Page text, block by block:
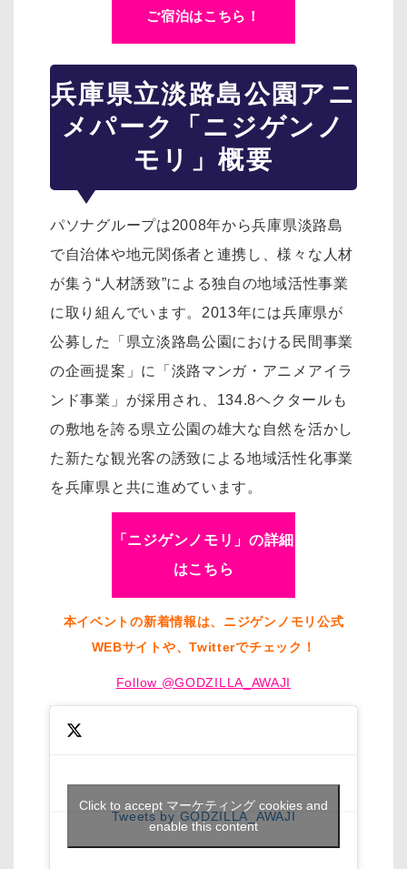
ご宿泊はこちら！
兵庫県立淡路島公園アニ
メパーク「ニジゲンノ
モリ」概要
パソナグループは2008年から兵庫県淡路島
で自治体や地元関係者と連携し、様々な人材
が集う“人材誘致”による独自の地域活性事業
に取り組んでいます。2013年には兵庫県が
公募した「県立淡路島公園における民間事業
の企画提案」に「淡路マンガ・アニメアイラ
ンド事業」が採用され、134.8ヘクタールも
の敷地を誇る県立公園の雄大な自然を活かし
た新たな観光客の誘致による地域活性化事業
を兵庫県と共に進めています。
「ニジゲンノモリ」の詳細
はこちら
本イベントの新着情報は、ニジゲンノモリ公式
WEBサイトや、Twitterでチェック！
Follow @GODZILLA_AWAJI
Tweets by GODZILLA_AWAJI
Click to accept マーケティング cookies and
enable this content